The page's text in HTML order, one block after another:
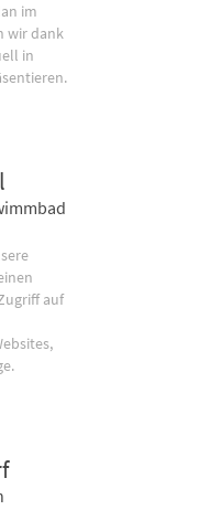
im
wir dank
in
auf